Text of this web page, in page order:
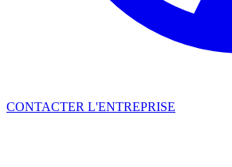
CONTACTER L'ENTREPRISE